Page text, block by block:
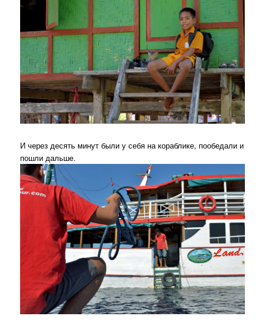
И через десять минут были у себя на кораблике, пообедали и
пошли дальше.